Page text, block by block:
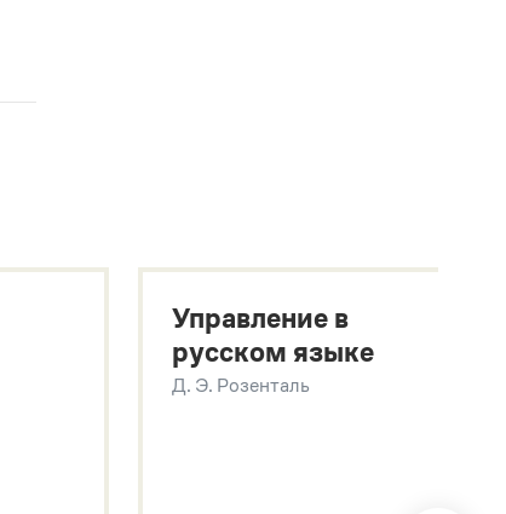
Управление в
русском языке
Д. Э. Розенталь